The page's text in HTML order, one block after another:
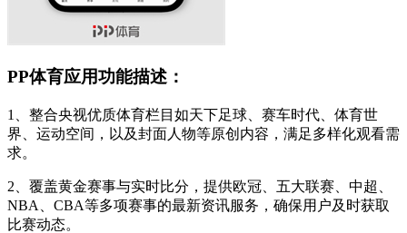
PP体育应用功能描述：
1、整合央视优质体育栏目如天下足球、赛车时代、体育世
界、运动空间，以及封面人物等原创内容，满足多样化观看需
求。
2、覆盖黄金赛事与实时比分，提供欧冠、五大联赛、中超、
NBA、CBA等多项赛事的最新资讯服务，确保用户及时获取
比赛动态。